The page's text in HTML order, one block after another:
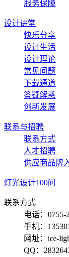
服务保障
设计讲堂
快乐分享
设计生活
设计理论
常见问题
下载通道
答疑解惑
创新发展
联系与招聘
联系方式
人才招聘
供应商品牌
灯光设计100问
联系方式
电话：0755-
手机：
网址：ice-
QQ：